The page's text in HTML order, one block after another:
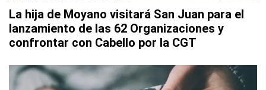
La hija de Moyano visitará San Juan para el
lanzamiento de las 62 Organizaciones y
confrontar con Cabello por la CGT